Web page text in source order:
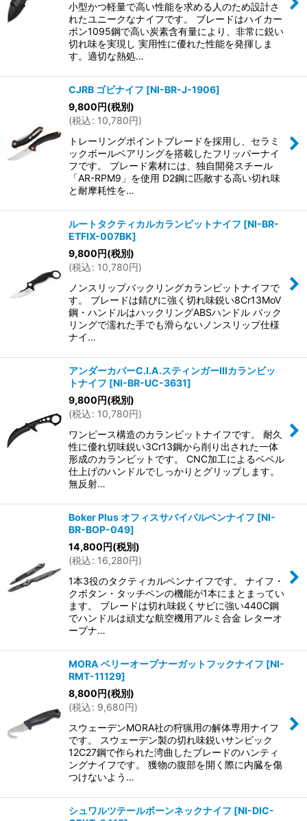
小型かつ軽量で高い性能を求める人のため設計さ
れたユニークなナイフです。 ブレードはハイカー
ボン1095鋼で高い炭素含有量により、非常に鋭い
切れ味を実現し 実用性に優れた性能を発揮しま
す。適切な熱処…
CJRB ゴビナイフ [NI-BR-J-1906]
9,800円(税別)
(税込: 10,780円)
トレーリングポイントブレードを採用し、セラミ
ックボールベアリングを搭載したフリッパーナイ
フです。 ブレード素材には、独自開発スチール
「AR-RPM9」を使用 D2鋼に匹敵する高い切れ味
と耐摩耗性を…
ルートタクティカルカランビットナイフ [NI-BR-
ETFIX-007BK]
9,800円(税別)
(税込: 10,780円)
ノンスリップバックリングカランビットナイフで
す。 ブレードは錆びに強く切れ味鋭い8Cr13MoV
鋼・ハンドルはハックリングABSハンドル バック
リングで濡れた手でも滑らないノンスリップ仕様
ナイ…
アンダーカバーC.I.A.スティンガーIIIカランビッ
トナイフ [NI-BR-UC-3631]
9,800円(税別)
(税込: 10,780円)
ワンピース構造のカランビットナイフです。 耐久
性に優れ切味鋭い3Cr13鋼から削り出された一体
形成のカランビットです。 CNC加工によるベベル
仕上げのハンドルでしっかりとグリップします。
無反射…
Boker Plus オフィスサバイバルペンナイフ [NI-
BR-BOP-049]
14,800円(税別)
(税込: 16,280円)
1本3役のタクティカルペンナイフです。 ナイフ・
クボタン・タッチペンの機能が1本にまとまってい
ます。 ブレードは切れ味鋭くサビに強い440C鋼
でハンドルは頑丈な航空機用アルミ合金 レターオ
ープナ…
MORA ベリーオープナーガットフックナイフ [NI-
RMT-11129]
8,800円(税別)
(税込: 9,680円)
スウェーデンMORA社の狩猟用の解体専用ナイフ
です。 スウェーデン製の切れ味鋭いサンビック
12C27鋼で作られた湾曲したブレードのハンティ
ングナイフです。 獲物の腹部を開く際に内臓を傷
つけないよう…
シュワルツテールボーンネックナイフ [NI-DIC-